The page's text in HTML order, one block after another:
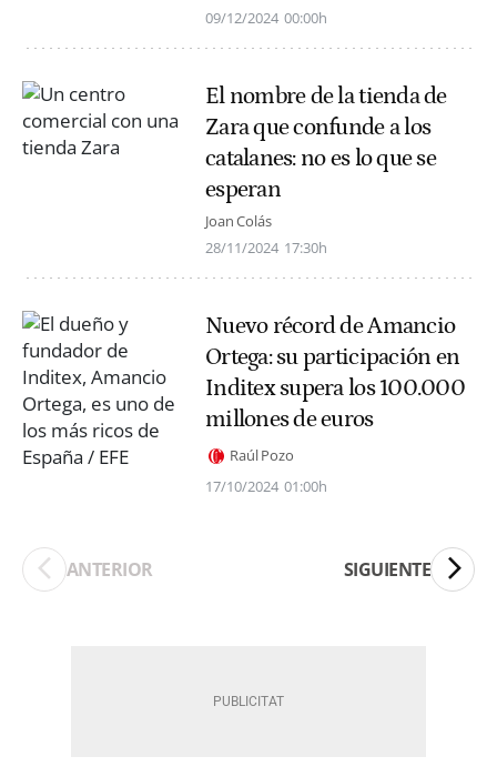
09/12/2024 00:00h
El nombre de la tienda de
Zara que confunde a los
catalanes: no es lo que se
esperan
Joan Colás
28/11/2024 17:30h
Nuevo récord de Amancio
Ortega: su participación en
Inditex supera los 100.000
millones de euros
Raúl Pozo
17/10/2024 01:00h
ANTERIOR SIGUIENTE